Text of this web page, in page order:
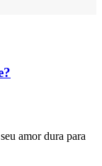
amor dura para